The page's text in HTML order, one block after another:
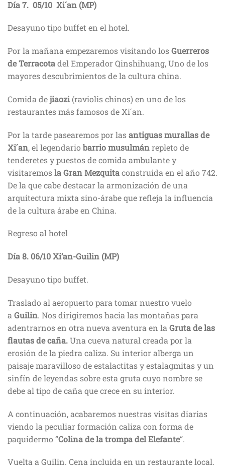
Día7. 05/10 Xi´an (MP)
Desayuno tipo buffet en el hotel.
Por la mañana empezaremos visitando losGuerreros
de Terracotadel Emperador Qinshihuang, Uno de los
mayores descubrimientos de la cultura china.
Comida dejiaozi (raviolis chinos) en uno de los
restaurantes más famosos de Xi´an.
Por la tarde pasearemos por lasantiguas murallas de
Xi´an, el legendario barrio musulmánrepleto de
tenderetes y puestos de comida ambulante y
visitaremosla Gran Mezquitaconstruida en el año 742.
De la que cabe destacar la armonización de una
arquitectura mixta sino-árabe que refleja la influencia
de la cultura árabe en China.
Regreso al hotel
Día 8. 06/10Xi’an-Guilin (MP)
Desayuno tipo buffet.
Traslado al aeropuerto para tomar nuestro vuelo
a Guilin. Nos dirigiremos hacia las montañas para
adentrarnos en otra nueva aventura en la Gruta de las
flautas de caña.Una cueva natural creada por la
erosión de la piedra caliza. Su interior alberga un
paisaje maravilloso de estalactitas y estalagmitas y un
sinfín de leyendas sobre esta gruta cuyo nombre se
debe al tipo de caña que crece en su interior.
A continuación, acabaremos nuestras visitas diarias
viendo la peculiar formación caliza con forma de
paquidermo “Colina de la trompa del Elefante“.
Vuelta a Guilin. Cena incluida en un restaurante local.